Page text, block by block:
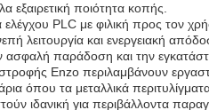
εξαιρετική ποιότητα κοπής.
PLC με φιλική προς τον
λειτουργία και ενεργειακή
ασφαλή παράδοση και την
Enzo περιλαμβάνουν
όπου τα μεταλλικά
ιδανική για περιβάλλοντα